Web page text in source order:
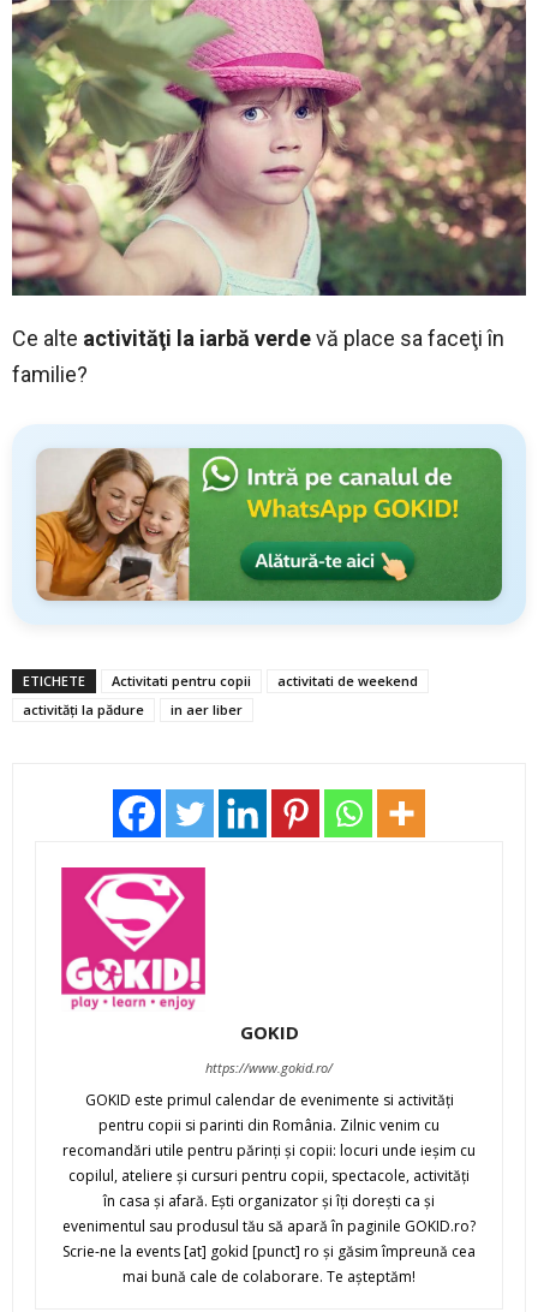
Ce alte activităţi la iarbă verdevă place sa faceţi în
familie?
ETICHETE Activitati pentru copii
activitati de weekend
activităţi la pădure
in aer liber
GOKID
https://www.gokid.ro/
GOKID este primul calendar de evenimente si activităţi
pentru copii si parinti din România. Zilnic venim cu
recomandări utile pentru părinţi şi copii: locuri unde ieşim cu
copilul, ateliere şi cursuri pentru copii, spectacole, activităţi
în casa şi afară. Eşti organizator şi îţi doreşti ca şi
evenimentul sau produsul tău să apară în paginile GOKID.ro?
Scrie-ne la events [at] gokid [punct] ro şi găsim împreună cea
mai bună cale de colaborare. Te aşteptăm!